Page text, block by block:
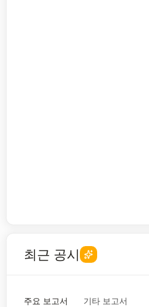
최근 공시
주요 보고서 기타 보고서